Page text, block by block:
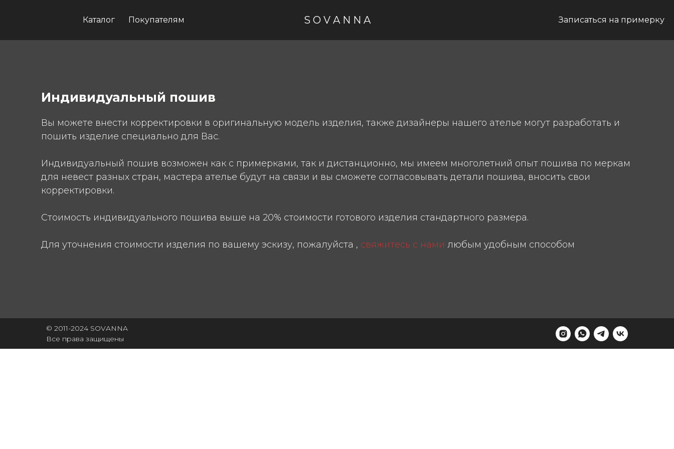
S O V A N N A
Каталог Покупателям Записаться на примерку
Индивидуальный пошив
Вы можете внести корректировки в оригинальную модель изделия, также дизайнеры нашего ателье могут разработать и
пошить изделие специально для Вас.
Индивидуальный пошив возможен как с примерками, так и дистанционно, мы имеем многолетний опыт пошива по меркам
для невест разных стран, мастера ателье будут на связи и вы сможете согласовывать детали пошива, вносить свои
корректировки.
Стоимость индивидуального пошива выше на 20% стоимости готового изделия стандартного размера.
Для уточнения стоимости изделия по вашему эскизу, пожалуйста , свяжитесь с нами любым удобным способом
© 2011-2024 SOVANNA
Все права защищены